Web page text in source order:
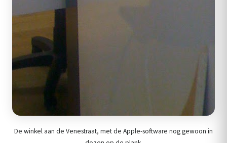
De winkel aan de Venestraat, met de Apple-software nog gewoon in